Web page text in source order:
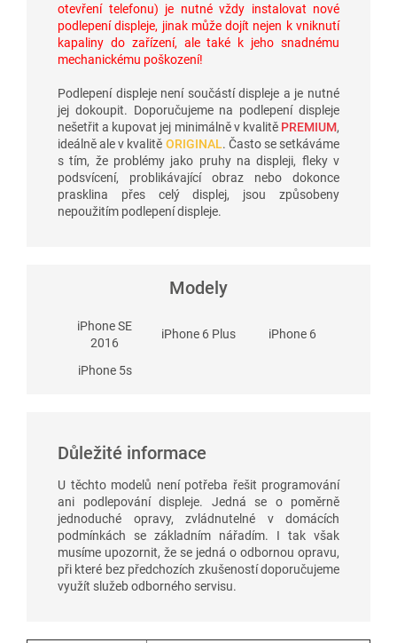
otevření telefonu) je nutné vždy instalovat nové
podlepení displeje, jinak může dojít nejen k vniknutí
kapaliny do zařízení, ale také k jeho snadnému
mechanickému poškození!
Podlepení displeje není součástí displeje a je nutné
jej dokoupit. Doporučujeme na podlepení displeje
nešetřit a kupovat jej minimálně v kvalitě PREMIUM,
ideálně ale v kvalitě ORIGINAL. Často se setkáváme
s tím, že problémy jako pruhy na displeji, fleky v
podsvícení, problikávající obraz nebo dokonce
prasklina přes celý displej, jsou způsobeny
nepoužitím podlepení displeje.
Modely
iPhone SE
2016
iPhone 6 Plus iPhone 6
iPhone 5s
Důležité informace
U těchto modelů není potřeba řešit programování
ani podlepování displeje. Jedná se o poměrně
jednoduché opravy, zvládnutelné v domácích
podmínkách se základním nářadím. I tak však
musíme upozornit, že se jedná o odbornou opravu,
při které bez předchozích zkušeností doporučujeme
využít služeb odborného servisu.